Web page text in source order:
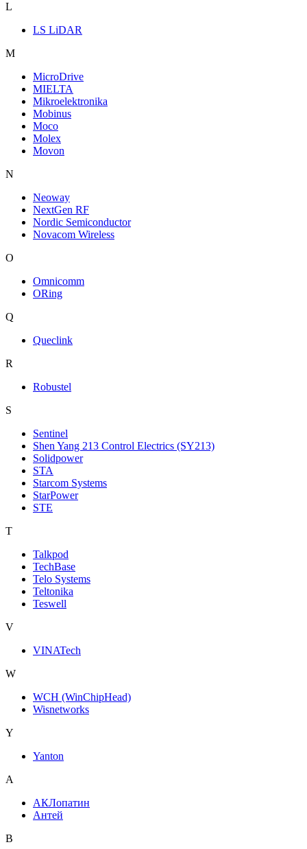
L
LS LiDAR
M
MicroDrive
MIELTA
Mikroelektronika
Mobinus
Moco
Molex
Movon
N
Neoway
NextGen RF
Nordic Semiconductor
Novacom Wireless
O
Omnicomm
ORing
Q
Queclink
R
Robustel
S
Sentinel
Shen Yang 213 Control Electrics (SY213)
Solidpower
STA
Starcom Systems
StarPower
STE
T
Talkpod
TechBase
Telo Systems
Teltonika
Teswell
V
VINATech
W
WCH (WinChipHead)
Wisnetworks
Y
Yanton
А
АКЛопатин
Антей
В